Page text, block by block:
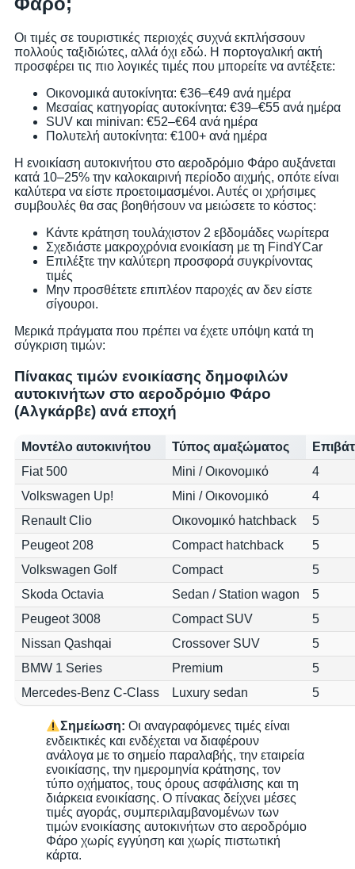
Οι τιμές σε τουριστικές περιοχές συχνά εκπλήσσουν
πολλούς ταξιδιώτες, αλλά όχι εδώ. Η πορτογαλική ακτή
προσφέρει τις πιο λογικές τιμές που μπορείτε να αντέξετε:
Οικονομικά αυτοκίνητα: €36–€49 ανά ημέρα
Μεσαίας κατηγορίας αυτοκίνητα: €39–€55 ανά ημέρα
SUV και minivan: €52–€64 ανά ημέρα
Πολυτελή αυτοκίνητα: €100+ ανά ημέρα
Η ενοικίαση αυτοκινήτου στο αεροδρόμιο Φάρο αυξάνεται
κατά 10–25% την καλοκαιρινή περίοδο αιχμής, οπότε είναι
καλύτερα να είστε προετοιμασμένοι. Αυτές οι χρήσιμες
συμβουλές θα σας βοηθήσουν να μειώσετε το κόστος:
Κάντε κράτηση τουλάχιστον 2 εβδομάδες νωρίτερα
Σχεδιάστε μακροχρόνια ενοικίαση με τη FindYCar
Επιλέξτε την καλύτερη προσφορά συγκρίνοντας
τιμές
Μην προσθέτετε επιπλέον παροχές αν δεν είστε
σίγουροι.
Μερικά πράγματα που πρέπει να έχετε υπόψη κατά τη
σύγκριση τιμών:
Πίνακας τιμών ενοικίασης δημοφιλών
αυτοκινήτων στο αεροδρόμιο Φάρο
(Αλγκάρβε) ανά εποχή
Μοντέλο αυτοκινήτου Τύπος αμαξώματος
Fiat 500
Mini / Οικονομικό
4
Volkswagen Up!
Mini / Οικονομικό
4
Renault Clio
Οικονομικό hatchback
5
Peugeot 208
Compact hatchback
5
Volkswagen Golf
Compact
5
Skoda Octavia
Sedan / Station wagon
5
Peugeot 3008
Compact SUV
5
Nissan Qashqai
Crossover SUV
5
BMW 1 Series
Premium
5
Mercedes-Benz C-Class
Luxury sedan 5
Σημείωση: Οι αναγραφόμενες τιμές είναι
ενδεικτικές και ενδέχεται να διαφέρουν
ανάλογα με το σημείο παραλαβής, την εταιρεία
ενοικίασης, την ημερομηνία κράτησης, τον
τύπο οχήματος, τους όρους ασφάλισης και τη
διάρκεια ενοικίασης. Ο πίνακας δείχνει μέσες
τιμές αγοράς, συμπεριλαμβανομένων των
τιμών ενοικίασης αυτοκινήτων στο αεροδρόμιο
Φάρο χωρίς εγγύηση και χωρίς πιστωτική
κάρτα.